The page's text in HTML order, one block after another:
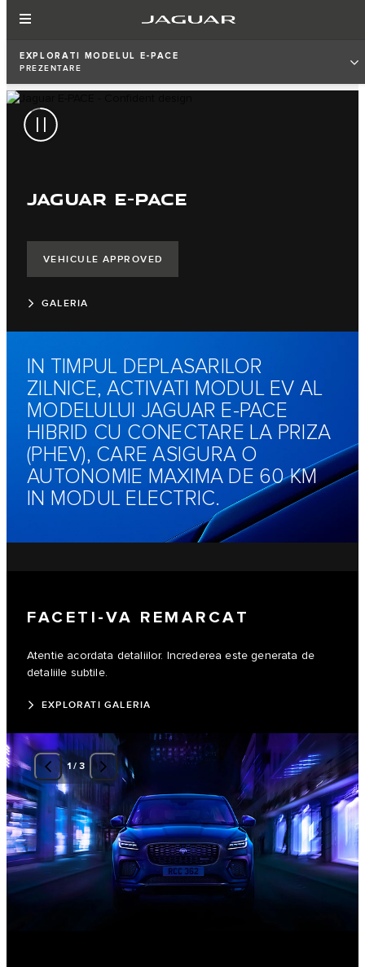
EXPLORATI MODELUL E-PACE
PREZENTARE
JAGUAR E-PACE
VEHICULE APPROVED
GALERIA
IN TIMPUL DEPLASARILOR
ZILNICE, ACTIVATI MODUL EV AL
MODELULUI JAGUAR E-PACE
HIBRID CU CONECTARE LA PRIZA
(PHEV), CARE ASIGURA O
AUTONOMIE MAXIMA DE 60 KM
IN MODUL ELECTRIC.
FACETI-VA REMARCAT
Atentie acordata detaliilor. Increderea este generata de
detaliile subtile.
EXPLORATI GALERIA
1/3